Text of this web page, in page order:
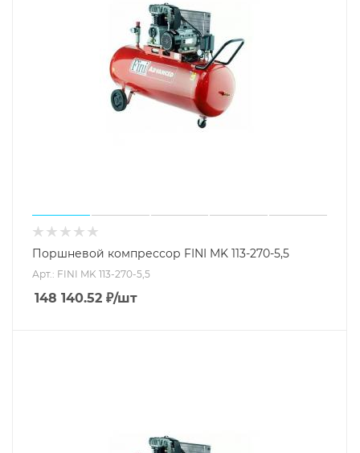
Поршневой компрессор FINI MK 113-270-5,5
Арт.: FINI MK 113-270-5,5
148 140.52 ₽/шт